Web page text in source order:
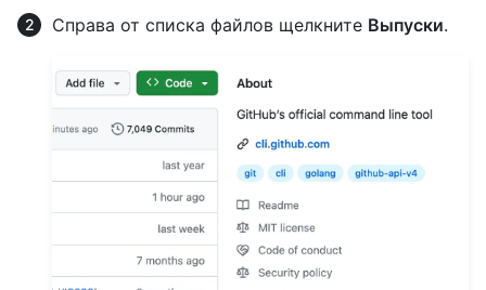
Справа от списка файлов щелкните Выпуски.